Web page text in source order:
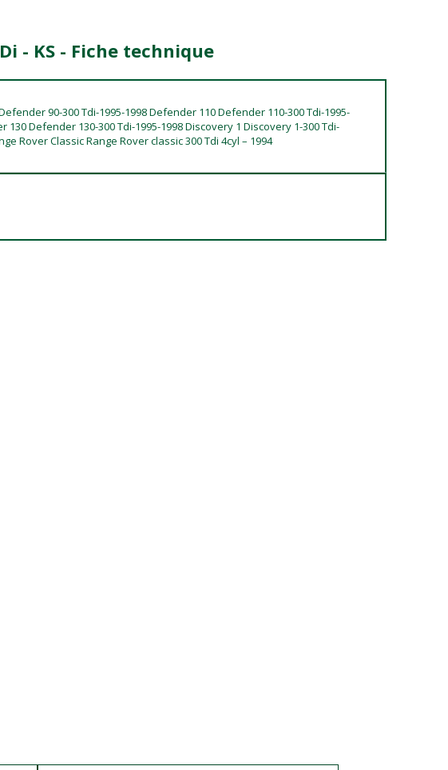
- KS - Fiche technique
90-300 Tdi-1995-1998 Defender 110 Defender 110-300 Tdi-1995-
130 Defender 130-300 Tdi-1995-1998 Discovery 1 Discovery 1-300 Tdi-
Rover Classic Range Rover classic 300 Tdi 4cyl – 1994